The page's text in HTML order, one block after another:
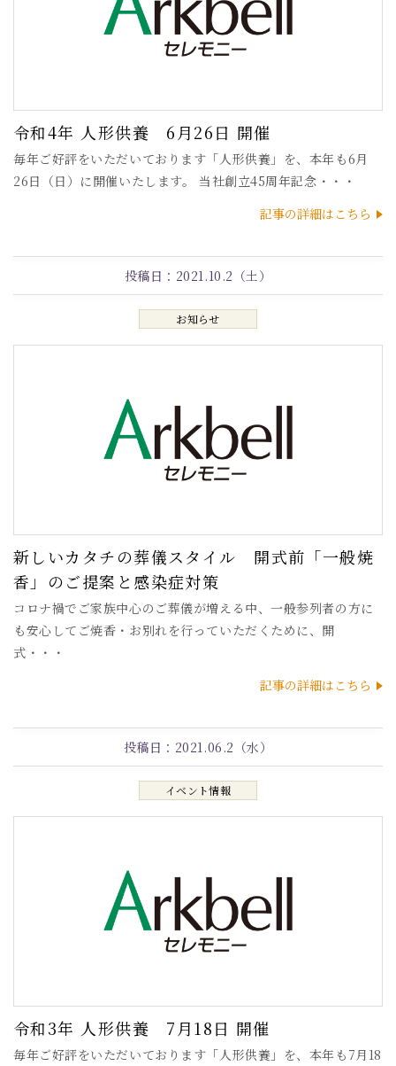
令和4年 人形供養 6月26日 開催
毎年ご好評をいただいております「人形供養」を、本年も6月
26日（日）に開催いたします。 当社創立45周年記念・・・
記事の詳細はこちら
お知らせ
投稿日： 2021.10.2（土）
新しいカタチの葬儀スタイル 開式前「一般焼
香」のご提案と感染症対策
コロナ禍でご家族中心のご葬儀が増える中、一般参列者の方に
も安心してご焼香・お別れを行っていただくために、開
式・・・
記事の詳細はこちら
イベント情報
投稿日： 2021.06.2（水）
令和3年 人形供養 7月18日 開催
毎年ご好評をいただいております「人形供養」を、本年も7月18